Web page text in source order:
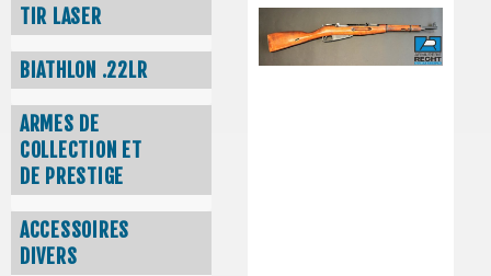
TIR LASER
BIATHLON .22LR
ARMES DE
COLLECTION ET
DE PRESTIGE
ACCESSOIRES
DIVERS